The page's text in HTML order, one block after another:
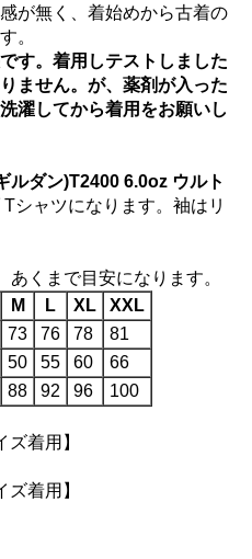
が無く、着始めから古着の
。
す。着用しテストしました
ません。が、薬剤が入った
濯してから着用をお願いし
ルダン)T2400 6.0oz ウルト
シャツになります。袖はリ
くまで目安になります。
M L XL
XXL
73 76 78
81
50 55 60
66
88 92 96 100
ズ着用】
ズ着用】